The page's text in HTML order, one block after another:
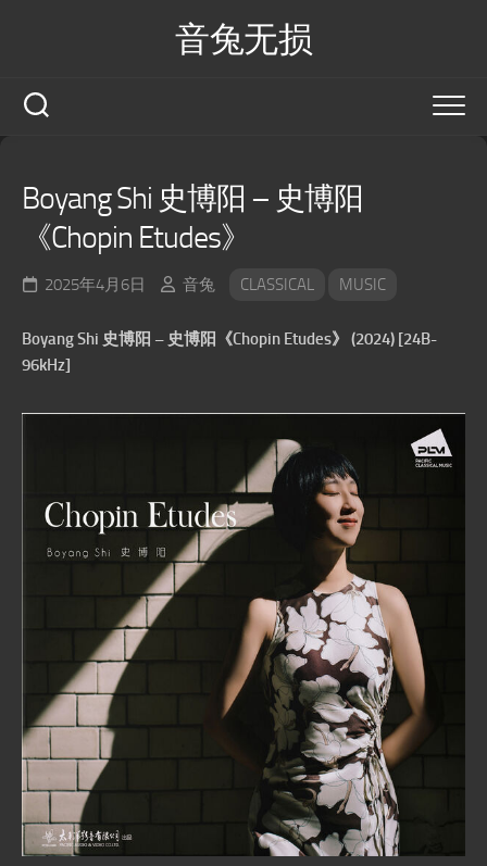
音兔无损
Boyang Shi 史博阳 – 史博阳
《Chopin Etudes》
2025年4月6日 音兔 CLASSICAL MUSIC
Boyang Shi 史博阳 – 史博阳《Chopin Etudes》 (2024) [24B-
96kHz]